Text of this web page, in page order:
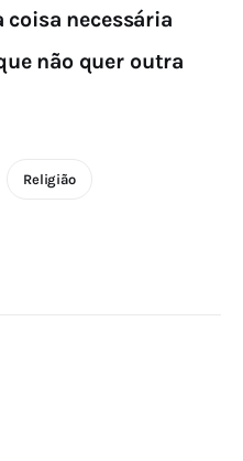
coisa necessária
não quer outra
Religião